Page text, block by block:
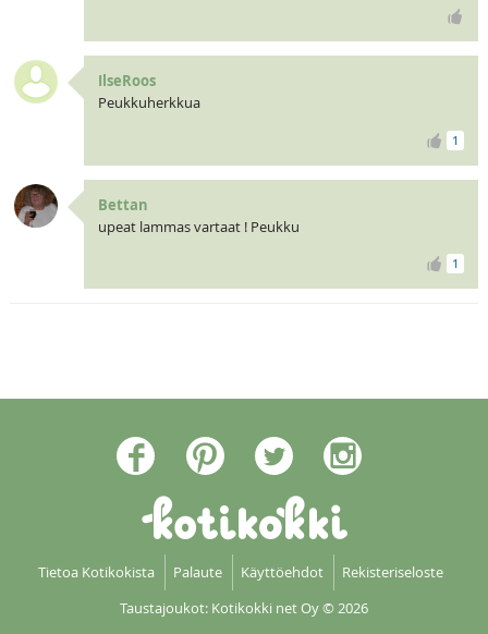
IlseRoos
Peukkuherkkua
1
Bettan
upeat lammas vartaat ! Peukku
1
Tietoa Kotikokista Palaute Käyttöehdot
Rekisteriseloste
Taustajoukot: Kotikokki net Oy© 2026